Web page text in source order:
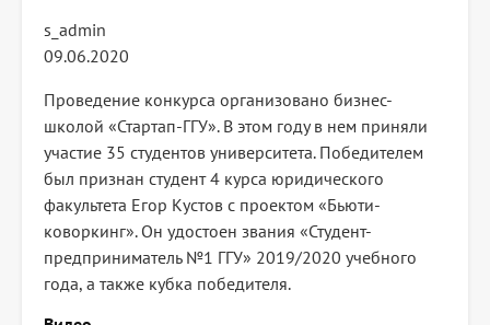
s_admin
09.06.2020
Проведение конкурса организовано бизнес-
школой «Стартап-ГГУ». В этом году в нем приняли
участие 35 студентов университета. Победителем
был признан студент 4 курса юридического
факультета Егор Кустов с проектом «Бьюти-
коворкинг». Он удостоен звания «Студент-
предприниматель №1 ГГУ» 2019/2020 учебного
года, а также кубка победителя.